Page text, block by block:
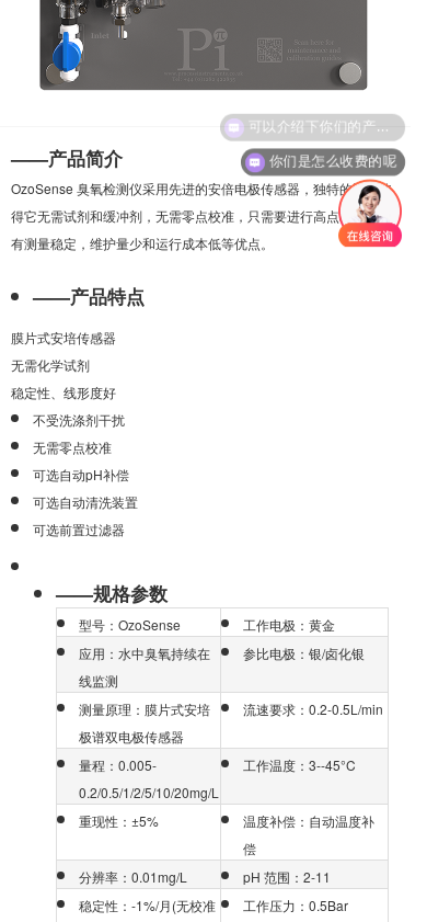
——产品简介
OzoSense 臭氧检测仪采用先进的安倍电极传感器，独特的设计使
得它无需试剂和缓冲剂，无需零点校准，只需要进行高点校准。具
有测量稳定，维护量少和运行成本低等优点。
——产品特点
膜片式安培传感器
无需化学试剂
稳定性、线形度好
不受洗涤剂干扰
无需零点校准
可选自动pH补偿
可选自动清洗装置
可选前置过滤器
——规格参数
型号：OzoSense
工作电极：黄金
应用：水中臭氧持续在
线监测
参比电极：银/卤化银
测量原理：膜片式安培
极谱双电极传感器
流速要求：0.2-0.5L/min
量程：0.005-
0.2/0.5/1/2/5/10/20mg/L
工作温度：3--45°C
重现性：±5%
温度补偿：自动温度补
偿
分辨率：0.01mg/L
pH 范围：2-11
稳定性：-1%/月(无校准
工作压力：0.5Bar
可以介绍下你们的产品么
你们是怎么收费的呢